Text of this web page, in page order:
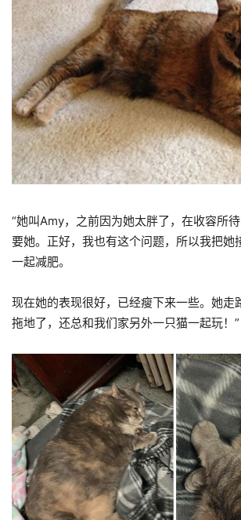
“她叫Amy，之前因为她太胖了，在收容所
要她。正好，我也有这个问题，所以我把她
一起减肥。
现在她的表现很好，已经瘦下来一些。她走
拖地了，还总和我们家另外一只猫一起玩！”